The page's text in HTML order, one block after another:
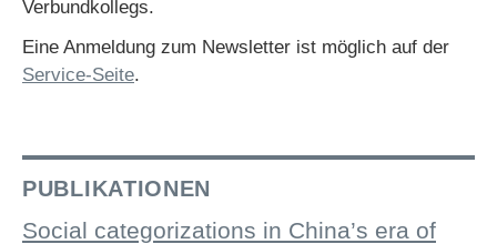
Verbundkollegs.
Eine Anmeldung zum Newsletter ist möglich auf der
Service-Seite.
PUBLIKATIONEN
Social categorizations in China’s era of